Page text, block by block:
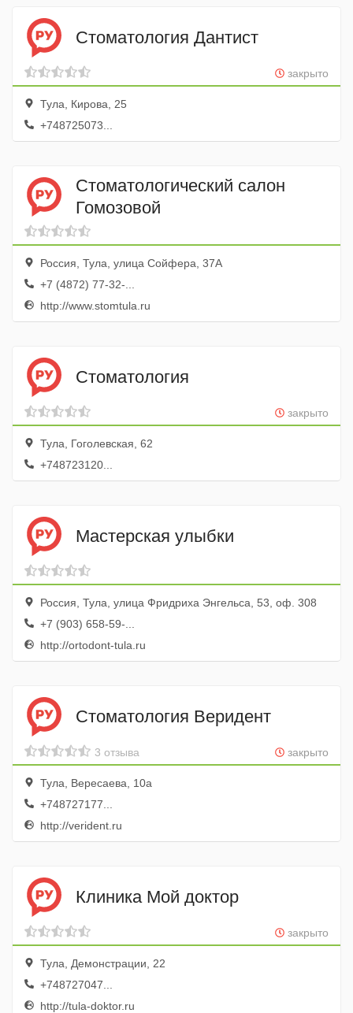
Стоматология Дантист
закрыто
Тула, Кирова, 25
+748725073...
Стоматологический салон
Гомозовой
Россия, Тула, улица Сойфера, 37А
+7 (4872) 77-32-...
http://www.stomtula.ru
Стоматология
закрыто
Тула, Гоголевская, 62
+748723120...
Мастерская улыбки
Россия, Тула, улица Фридриха Энгельса, 53, оф. 308
+7 (903) 658-59-...
http://ortodont-tula.ru
Стоматология Веридент
закрыто
3 отзыва
Тула, Вересаева, 10а
+748727177...
http://verident.ru
Клиника Мой доктор
закрыто
Тула, Демонстрации, 22
+748727047...
http://tula-doktor.ru